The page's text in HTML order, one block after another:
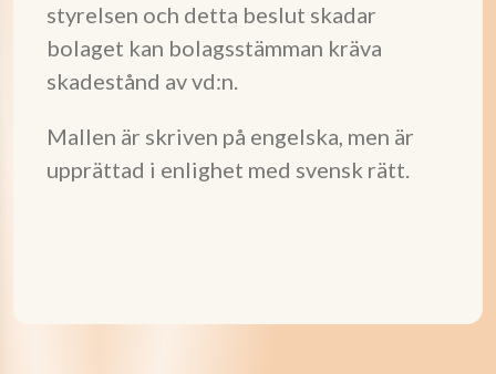
styrelsen och detta beslut skadar
bolaget kan bolagsstämman kräva
skadestånd av vd:n.
Mallen är skriven på engelska, men är
upprättad i enlighet med svensk rätt.